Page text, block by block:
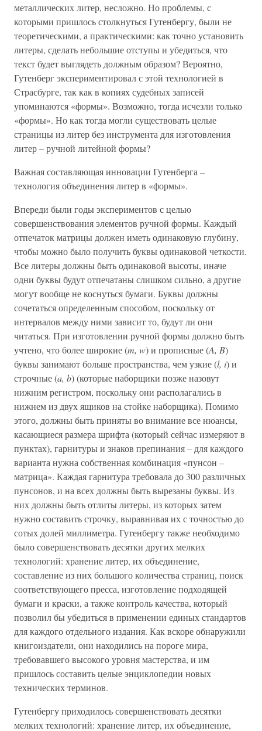
металлических литер, несложно. Но проблемы, с
которыми пришлось столкнуться Гутенбергу, были не
теоретическими, а практическими: как точно установить
литеры, сделать небольшие отступы и убедиться, что
текст будет выглядеть должным образом? Вероятно,
Гутенберг экспериментировал с этой технологией в
Страсбурге, так как в копиях судебных записей
упоминаются «формы». Возможно, тогда исчезли только
«формы». Но как тогда могли существовать целые
страницы из литер без инструмента для изготовления
литер – ручной литейной формы?
Важная составляющая инновации Гутенберга –
технология объединения литер в «формы».
Впереди были годы экспериментов с целью
совершенствования элементов ручной формы. Каждый
отпечаток матрицы должен иметь одинаковую глубину,
чтобы можно было получить буквы одинаковой четкости.
Все литеры должны быть одинаковой высоты, иначе
одни буквы будут отпечатаны слишком сильно, а другие
могут вообще не коснуться бумаги. Буквы должны
сочетаться определенным способом, поскольку от
интервалов между ними зависит то, будут ли они
читаться. При изготовлении ручной формы должно быть
учтено, что более широкие (m, w) и прописные (A, B)
буквы занимают больше пространства, чем узкие (l, i) и
строчные (a, b) (которые наборщики позже назовут
нижним регистром, поскольку они располагались в
нижнем из двух ящиков на стойке наборщика). Помимо
этого, должны быть приняты во внимание все нюансы,
касающиеся размера шрифта (который сейчас измеряют в
пунктах), гарнитуры и знаков препинания – для каждого
варианта нужна собственная комбинация «пунсон –
матрица». Каждая гарнитура требовала до 300 различных
пунсонов, и на всех должны быть вырезаны буквы. Из
них должны быть отлиты литеры, из которых затем
нужно составить строчку, выравнивая их с точностью до
сотых долей миллиметра. Гутенбергу также необходимо
было совершенствовать десятки других мелких
технологий: хранение литер, их объединение,
составление из них большого количества страниц, поиск
соответствующего пресса, изготовление подходящей
бумаги и краски, а также контроль качества, который
позволил бы убедиться в применении единых стандартов
для каждого отдельного издания. Как вскоре обнаружили
книгоиздатели, они находились на пороге мира,
требовавшего высокого уровня мастерства, и им
пришлось составить целые энциклопедии новых
технических терминов.
Гутенбергу приходилось совершенствовать десятки
мелких технологий: хранение литер, их объединение,